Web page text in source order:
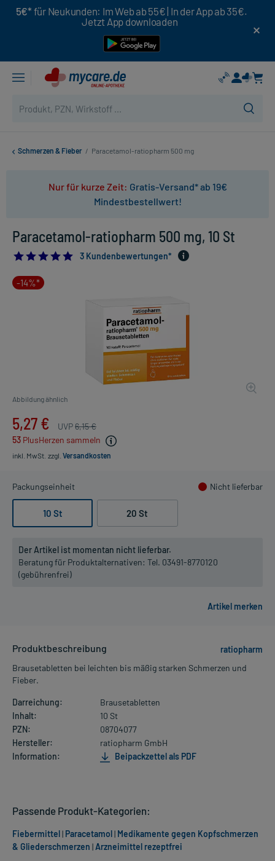
5€* für Neukunden: Im Web ab 55€ | In der App ab 35€.
Jetzt App downloaden
Schmerzen & Fieber / Paracetamol-ratiopharm 500 mg
Nur für kurze Zeit: Gratis-Versand* ab 19€
Mindestbestellwert!
Paracetamol-ratiopharm 500 mg, 10 St
5.0
3 Kundenbewertungen*
-14%*
Abbildung ähnlich
5,27 € UVP6,15 €
53 PlusHerzen sammeln
inkl. MwSt. zzgl. Versandkosten
Packungseinheit Nicht lieferbar
10 St 20 St
Der Artikel ist momentan nicht lieferbar.
Beratung für Produktalternativen: Tel. 03491-8770120
(gebührenfrei)
Produktbeschreibung
ratiopharm
Brausetabletten bei leichten bis mäßig starken Schmerzen und
Fieber.
Darreichung:
Brausetabletten
Inhalt:
10 St
PZN:
08704077
Hersteller:
ratiopharm GmbH
Information:
Beipackzettel als PDF
Passende Produkt-Kategorien:
Fiebermittel| Paracetamol| Medikamente gegen Kopfschmerzen
& Gliederschmerzen |Arzneimittel rezeptfrei